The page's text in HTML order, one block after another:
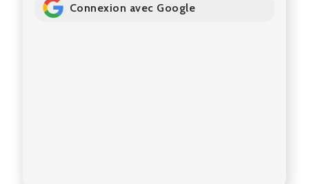
Connexion avec Google